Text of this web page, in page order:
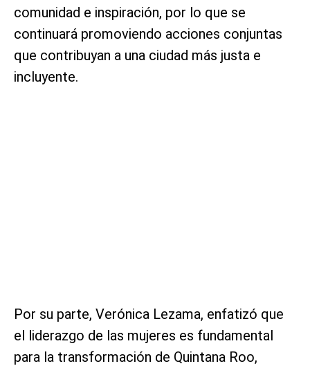
comunidad e inspiración, por lo que se
continuará promoviendo acciones conjuntas
que contribuyan a una ciudad más justa e
incluyente.
Por su parte, Verónica Lezama, enfatizó que
el liderazgo de las mujeres es fundamental
para la transformación de Quintana Roo,